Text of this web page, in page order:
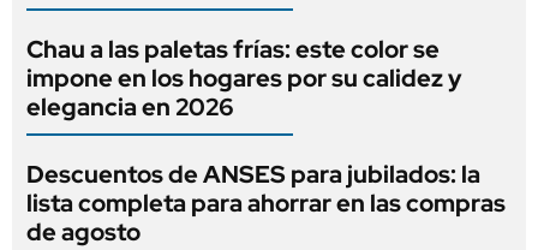
Chau a las paletas frías: este color se
impone en los hogares por su calidez y
elegancia en 2026
Descuentos de ANSES para jubilados: la
lista completa para ahorrar en las compras
de agosto